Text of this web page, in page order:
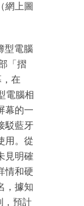
網上圖
型電腦
「摺
在
電腦相
幕的一
駁藍牙
用。從
見明確
情和硬
，據知
，預計
直達郵